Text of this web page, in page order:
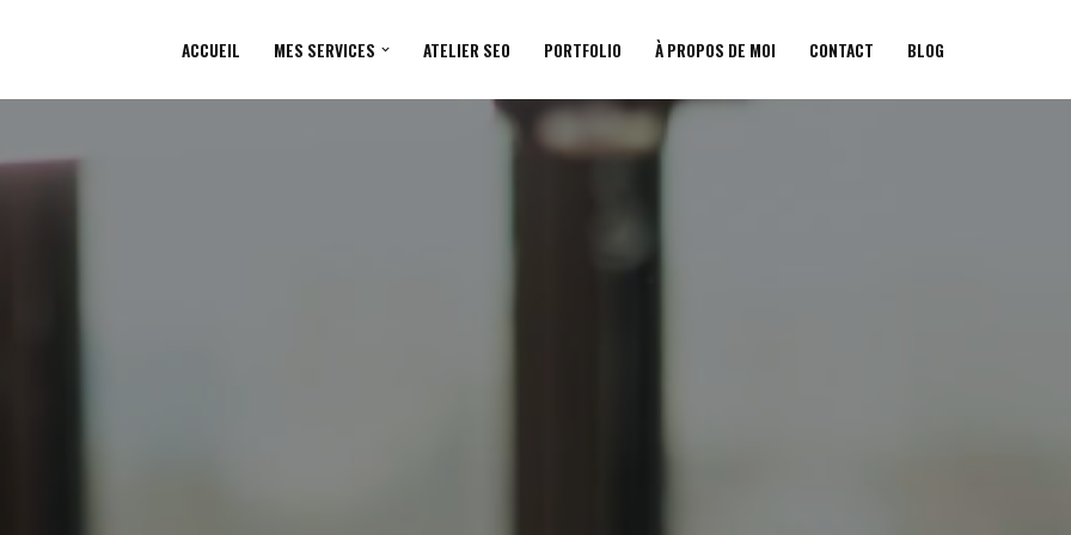
ACCUEIL MES SERVICES ATELIER SEO PORTFOLIO À PROPOS DE MOI CONTACT BLOG